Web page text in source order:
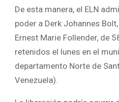
De esta manera, el ELN
poder a Derk Johannes
Ernest Marie Follender, de
retenidos el lunes en el
departamento Norte de
Venezuela).